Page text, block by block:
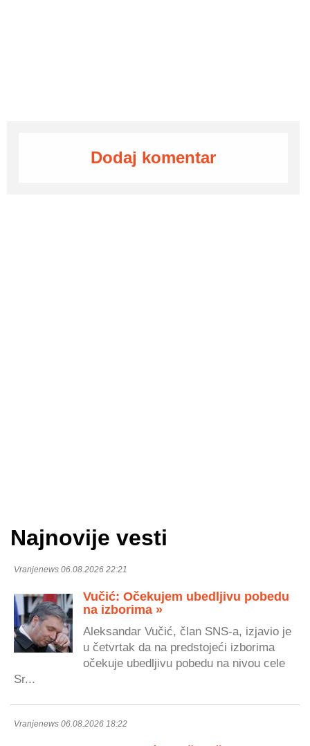
Dodaj komentar
Najnovije vesti
Vranjenews 06.08.2026 22:21
Vučić: Očekujem ubedljivu pobedu
na izborima »
Aleksandar Vučić, član SNS-a, izjavio je
u četvrtak da na predstojeći izborima
očekuje ubedljivu pobedu na nivou cele
Sr...
Vranjenews 06.08.2026 18:22